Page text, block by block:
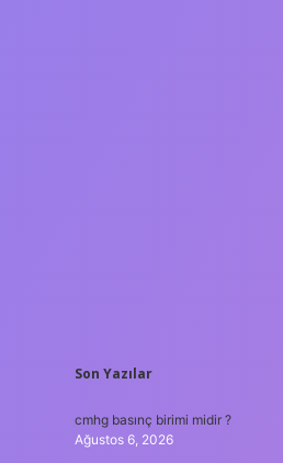
SIDEBAR
Son Yazılar
cmhg basınç birimi midir ?
Ağustos 6, 2026